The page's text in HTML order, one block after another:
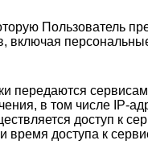
Пользователь
включая
передаются
в том числе IP-
доступ к
время доступа к